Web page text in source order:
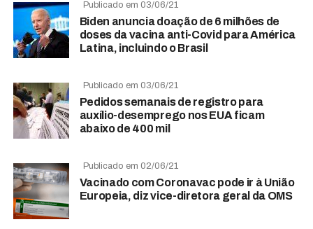
Publicado em 03/06/21
Biden anuncia doação de 6 milhões de
doses da vacina anti-Covid para América
Latina, incluindo o Brasil
Publicado em 03/06/21
Pedidos semanais de registro para
auxílio-desemprego nos EUA ficam
abaixo de 400 mil
Publicado em 02/06/21
Vacinado com Coronavac pode ir à União
Europeia, diz vice-diretora geral da OMS